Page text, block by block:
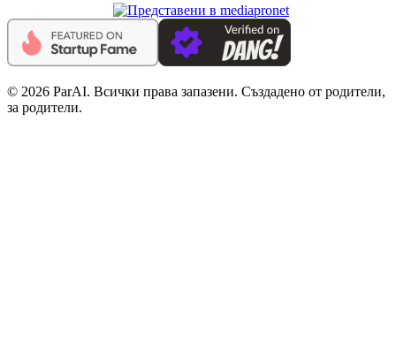
© 2026 ParAI. Всички права запазени. Създадено от родители,
за родители.